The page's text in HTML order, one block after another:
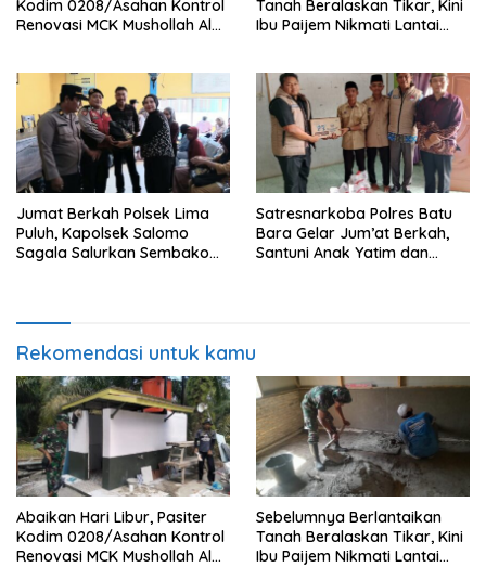
Kodim 0208/Asahan Kontrol
Renovasi MCK Mushollah Al
Tanah Beralaskan Tikar, Kini
Ibu Paijem Nikmati Lantai
0208/Asahan
Jumat Berkah Polsek Lima
Puluh, Kapolsek Salomo
Sagala Salurkan Sembako
Satresnarkoba Polres Batu
Bara Gelar Jum’at Berkah,
Santuni Anak Yatim dan
Rekomendasi untuk kamu
Abaikan Hari Libur, Pasiter
Kodim 0208/Asahan Kontrol
Renovasi MCK Mushollah Al
Sebelumnya Berlantaikan
Tanah Beralaskan Tikar, Kini
Ibu Paijem Nikmati Lantai